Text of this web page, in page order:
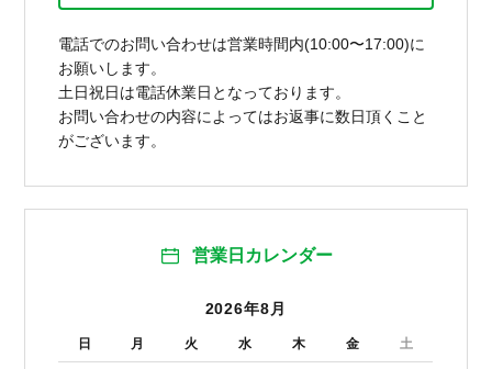
電話でのお問い合わせは営業時間内(10:00〜17:00)に
お願いします。
土日祝日は電話休業日となっております。
お問い合わせの内容によってはお返事に数日頂くこと
がございます。
営業日カレンダー
2026年8月
日 月 火 水 木 金 土